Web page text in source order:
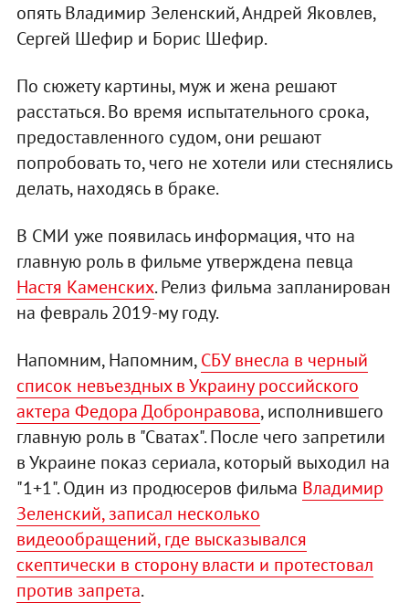
опять Владимир Зеленский, Андрей Яковлев,
Сергей Шефир и Борис Шефир.
По сюжету картины, муж и жена решают
расстаться. Во время испытательного срока,
предоставленного судом, они решают
попробовать то, чего не хотели или стеснялись
делать, находясь в браке.
В СМИ уже появилась информация, что на
главную роль в фильме утверждена певца
Настя Каменских. Релиз фильма запланирован
на февраль 2019-му году.
Напомним, Напомним,СБУ внесла в черный
список невъездных в Украину российского
актера Федора Добронравова, исполнившего
главную роль в "Сватах". После чего запретили
в Украине показ сериала, который выходил на
"1+1". Один из продюсеров фильма Владимир
Зеленский, записал несколько
видеообращений, где высказывался
скептически в сторону власти и протестовал
против запрета.